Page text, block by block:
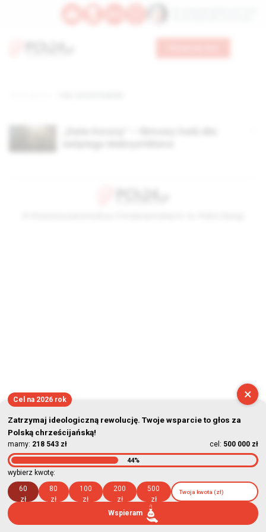
×
Cel na 2026 rok
Zatrzymaj ideologiczną rewolucję. Twoje wsparcie to głos za
Polską chrześcijańską!
mamy: 218 543 zł cel: 500 000 zł
44%
wybierz kwotę:
60
zł
80
zł
100
zł
200
zł
500
zł
Wspieram